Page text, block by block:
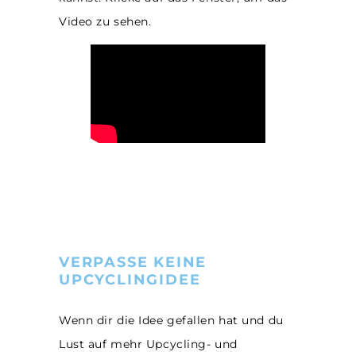
Video zu sehen.
VERPASSE KEINE
UPCYCLINGIDEE
Wenn dir die Idee gefallen hat und du
Lust auf mehr Upcycling- und